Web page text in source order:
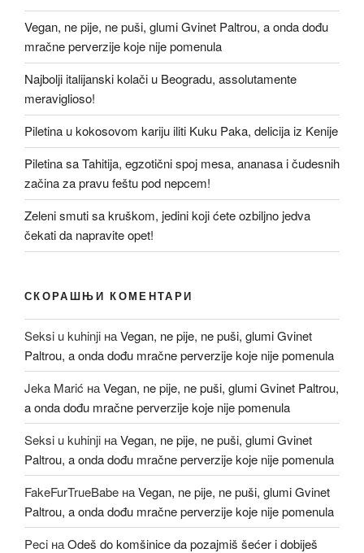
Vegan, ne pije, ne puši, glumi Gvinet Paltrou, a onda dođu
mračne perverzije koje nije pomenula
Najbolji italijanski kolači u Beogradu, assolutamente
meraviglioso!
Piletina u kokosovom kariju iliti Kuku Paka, delicija iz Kenije
Piletina sa Tahitija, egzotični spoj mesa, ananasa i čudesnih
začina za pravu feštu pod nepcem!
Zeleni smuti sa kruškom, jedini koji ćete ozbiljno jedva
čekati da napravite opet!
СКОРАШЊИ КОМЕНТАРИ
Seksi u kuhinji наVegan, ne pije, ne puši, glumi Gvinet
Paltrou, a onda dođu mračne perverzije koje nije pomenula
Jeka Marić наVegan, ne pije, ne puši, glumi Gvinet Paltrou,
a onda dođu mračne perverzije koje nije pomenula
Seksi u kuhinji наVegan, ne pije, ne puši, glumi Gvinet
Paltrou, a onda dođu mračne perverzije koje nije pomenula
FakeFurTrueBabe наVegan, ne pije, ne puši, glumi Gvinet
Paltrou, a onda dođu mračne perverzije koje nije pomenula
Peci наOdeš do komšinice da pozajmiš šećer i dobiješ